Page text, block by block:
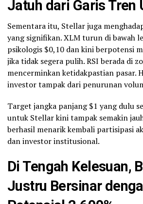
Jatuh dari Garis Tren
Sementara itu, Stellar juga
yang signifikan. XLM turun di bawah
psikologis $0,10 dan kini berpotensi
jika tidak segera pulih. RSI berada di
mencerminkan ketidakpastian pasar.
investor tampak dari penurunan
Target jangka panjang $1 yang dulu
untuk Stellar kini tampak semakin
berhasil menarik kembali partisipasi
dan investor institusional.
Di Tengah Kelesuan,
Justru Bersinar